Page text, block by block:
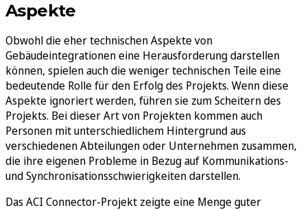
Aspekte
Obwohl die eher technischen Aspekte von
Gebäudeintegrationen eine Herausforderung darstellen
können, spielen auch die weniger technischen Teile eine
bedeutende Rolle für den Erfolg des Projekts. Wenn diese
Aspekte ignoriert werden, führen sie zum Scheitern des
Projekts. Bei dieser Art von Projekten kommen auch
Personen mit unterschiedlichem Hintergrund aus
verschiedenen Abteilungen oder Unternehmen zusammen,
die ihre eigenen Probleme in Bezug auf Kommunikations-
und Synchronisationsschwierigkeiten darstellen.
Das ACI Connector-Projekt zeigte eine Menge guter